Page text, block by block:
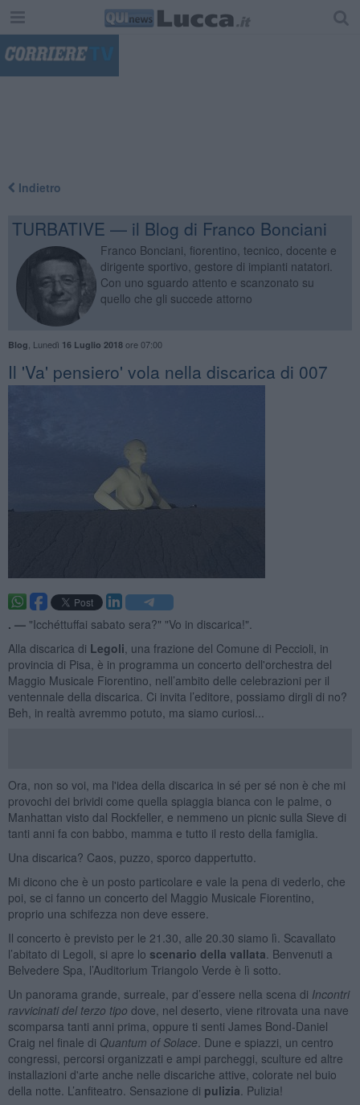
Indietro
TURBATIVE — il Blog di Franco Bonciani
Franco Bonciani, fiorentino, tecnico, docente e
dirigente sportivo, gestore di impianti natatori.
Con uno sguardo attento e scanzonato su
quello che gli succede attorno
Blog Lunedì 16 Luglio 2018ore 07:00
Il 'Va' pensiero' vola nella discarica di 007
. — "Icchéttuffai sabato sera?" "Vo in discarica!".
Alla discarica di Legoli , una frazione del Comune di Peccioli, in
provincia di Pisa, è in programma un concerto dell'orchestra del
Maggio Musicale Fiorentino, nell’ambito delle celebrazioni per il
ventennale della discarica. Ci invita l’editore, possiamo dirgli di no?
Beh, in realtà avremmo potuto, ma siamo curiosi...
Ora, non so voi, ma l'idea della discarica in sé per sé non è che mi
provochi dei brividi come quella spiaggia bianca con le palme, o
Manhattan visto dal Rockfeller, e nemmeno un picnic sulla Sieve di
tanti anni fa con babbo, mamma e tutto il resto della famiglia.
Una discarica? Caos, puzzo, sporco dappertutto.
Mi dicono che è un posto particolare e vale la pena di vederlo, che
poi, se ci fanno un concerto del Maggio Musicale Fiorentino,
proprio una schifezza non deve essere.
Il concerto è previsto per le 21.30, alle 20.30 siamo lì. Scavallato
l’abitato di Legoli, si apre lo scenario della vallata . Benvenuti a
Belvedere Spa, l’Auditorium Triangolo Verde è lì sotto.
Un panorama grande, surreale, par d’essere nella scena di Incontri
ravvicinati del terzo tipo dove, nel deserto, viene ritrovata una nave
scomparsa tanti anni prima, oppure ti senti James Bond-Daniel
Craig nel finale di Quantum of Solace . Dune e spiazzi, un centro
congressi, percorsi organizzati e ampi parcheggi, sculture ed altre
installazioni d'arte anche nelle discariche attive, colorate nel buio
della notte. L’anfiteatro. Sensazione di pulizia . Pulizia!